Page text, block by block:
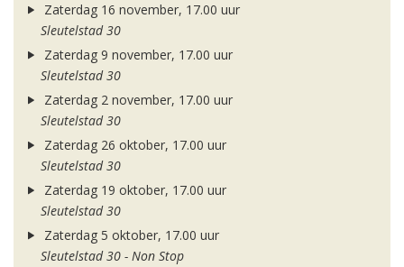
Zaterdag 16 november, 17.00 uur
Sleutelstad 30
Zaterdag 9 november, 17.00 uur
Sleutelstad 30
Zaterdag 2 november, 17.00 uur
Sleutelstad 30
Zaterdag 26 oktober, 17.00 uur
Sleutelstad 30
Zaterdag 19 oktober, 17.00 uur
Sleutelstad 30
Zaterdag 5 oktober, 17.00 uur
Sleutelstad 30 - Non Stop